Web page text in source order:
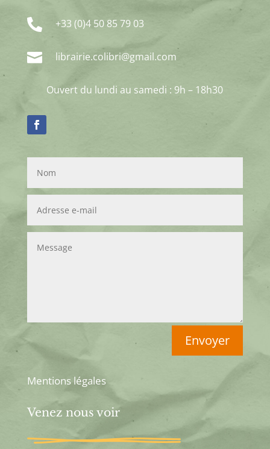
 +33 (0)4 50 85 79 03
 librairie.colibri@gmail.com
Ouvert du lundi au samedi : 9h – 18h30
Envoyer
Mentions légales
Venez nous voir